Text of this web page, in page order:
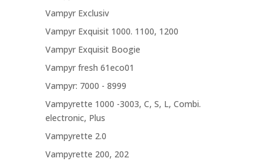
Vampyr Exclusiv
Vampyr Exquisit 1000. 1100, 1200
Vampyr Exquisit Boogie
Vampyr fresh 61eco01
Vampyr: 7000 - 8999
Vampyrette 1000 -3003, C, S, L, Combi.
electronic, Plus
Vampyrette 2.0
Vampyrette 200, 202